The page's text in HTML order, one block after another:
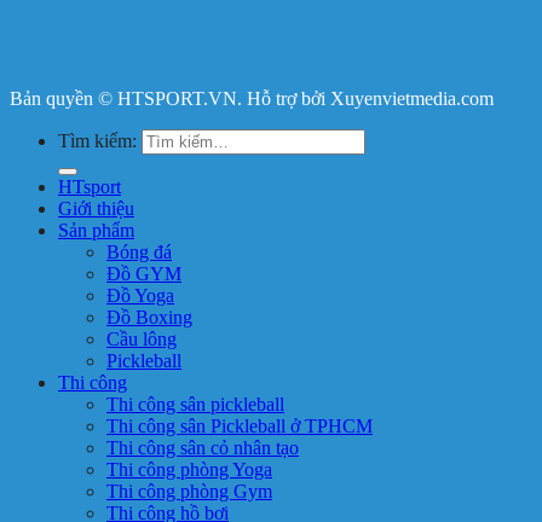
Bản quyền © HTSPORT.VN. Hỗ trợ bởi Xuyenvietmedia.com
Tìm kiếm:
HTsport
Giới thiệu
Sản phẩm
Bóng đá
Đồ GYM
Đồ Yoga
Đồ Boxing
Cầu lông
Pickleball
Thi công
Thi công sân pickleball
Thi công sân Pickleball ở TPHCM
Thi công sân cỏ nhân tạo
Thi công phòng Yoga
Thi công phòng Gym
Thi công hồ bơi